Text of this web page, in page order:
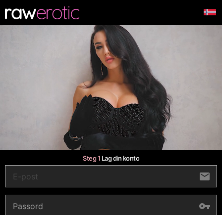
Steg 1 Lag din konto